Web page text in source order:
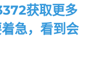
获取更多
急，看到会